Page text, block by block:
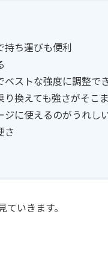
持ち運びも便利
ベストな強度に調整で
り換えても強さがそこ
ジに使えるのがうれし
さ
いきます。